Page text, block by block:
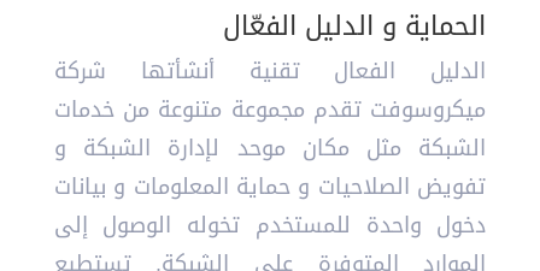
الحماية و الدليل الفعّال
الدليل الفعال تقنية أنشأتها شركة
ميكروسوفت تقدم مجموعة متنوعة من خدمات
الشبكة مثل مكان موحد لإدارة الشبكة و
تفويض الصلاحيات و حماية المعلومات و بيانات
دخول واحدة للمستخدم تخوله الوصول إلى